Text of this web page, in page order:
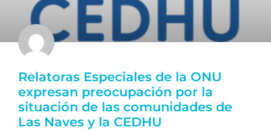
Relatoras Especiales de la ONU
expresan preocupación por la
situación de las comunidades de
Las Naves y la CEDHU